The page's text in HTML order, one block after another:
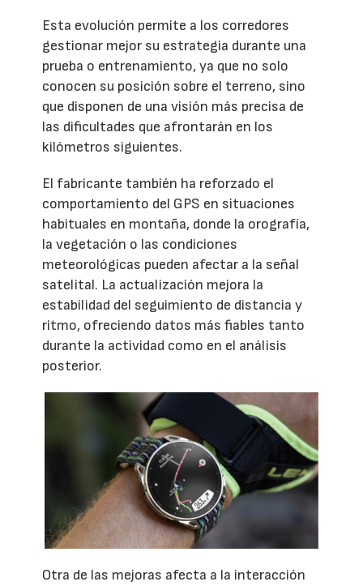
Esta evolución permite a los corredores
gestionar mejor su estrategia durante una
prueba o entrenamiento, ya que no solo
conocen su posición sobre el terreno, sino
que disponen de una visión más precisa de
las dificultades que afrontarán en los
kilómetros siguientes.
El fabricante también ha reforzado el
comportamiento del GPS en situaciones
habituales en montaña, donde la orografía,
la vegetación o las condiciones
meteorológicas pueden afectar a la señal
satelital. La actualización mejora la
estabilidad del seguimiento de distancia y
ritmo, ofreciendo datos más fiables tanto
durante la actividad como en el análisis
posterior.
Otra de las mejoras afecta a la interacción